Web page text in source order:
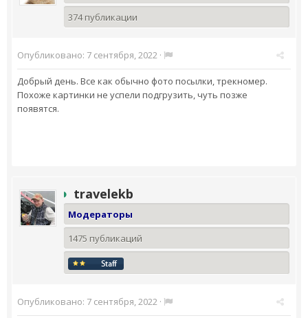
374 публикации
Опубликовано: 7 сентября, 2022 ·
Добрый день. Все как обычно фото посылки, трекномер.
Похоже картинки не успели подгрузить, чуть позже
появятся.
travelekb
Модераторы
1475 публикаций
Опубликовано: 7 сентября, 2022 ·